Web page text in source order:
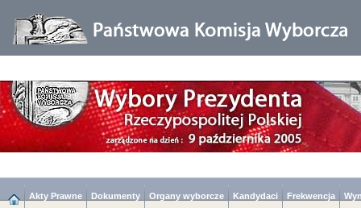
Akty Prawne Dokumenty Organy wyborcze Kandydaci Frekwencja